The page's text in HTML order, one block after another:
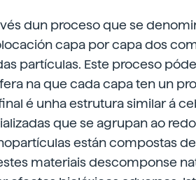
dun proceso que se
capa por capa dos
partículas. Este proceso
na que cada capa ten un
é unha estrutura similar á
que se agrupan ao
están compostas
materiais descomponse